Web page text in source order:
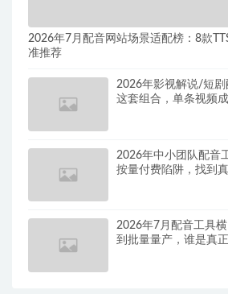
2026年7月配音网站场景适配榜：8款
准推荐
2026年影视解说/短
这套组合，单条视频
2026年中小团队配音
按量付费陷阱，找到
2026年7月配音工具
到批量量产，谁是真